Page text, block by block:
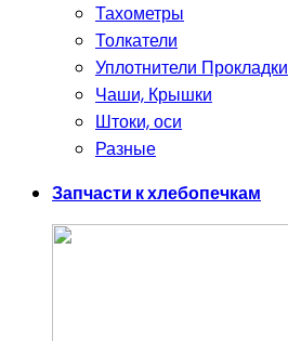
Тахометры
Толкатели
Уплотнители Прокладки
Чаши, Крышки
Штоки, оси
Разные
Запчасти к хлебопечкам